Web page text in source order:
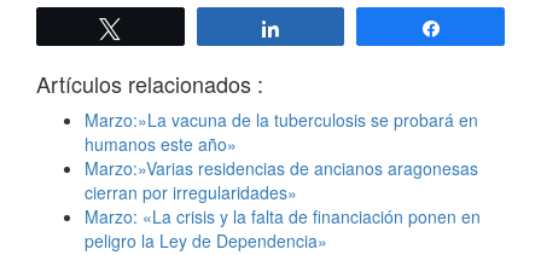
Artículos relacionados :
Marzo:»La vacuna de la tuberculosis se probará en
humanos este año»
Marzo:»Varias residencias de ancianos aragonesas
cierran por irregularidades»
Marzo: «La crisis y la falta de financiación ponen en
peligro la Ley de Dependencia»